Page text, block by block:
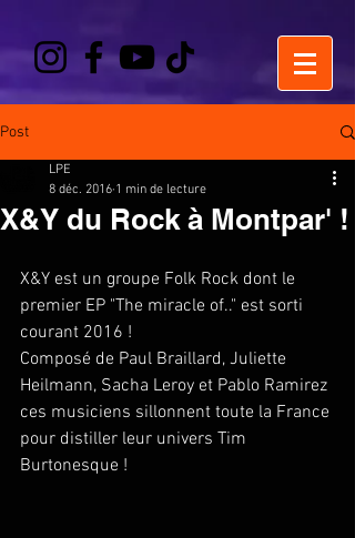
Post
X&Y du Rock à Montpar' !
LPE
8 déc. 2016 1 min de lecture
X&Y est un groupe Folk Rock dont le
premier EP "The miracle of.." est sorti
courant 2016 !
Composé de Paul Braillard, Juliette
Heilmann, Sacha Leroy et Pablo Ramirez
ces musiciens sillonnent toute la France
pour distiller leur univers Tim
Burtonesque !